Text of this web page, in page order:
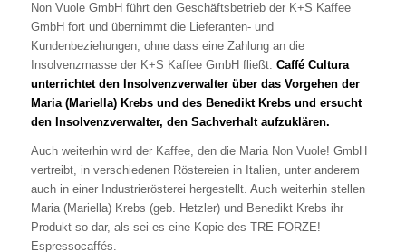
Non Vuole GmbH führt den Geschäftsbetrieb der K+S Kaffee
GmbH fort und übernimmt die Lieferanten- und
Kundenbeziehungen, ohne dass eine Zahlung an die
Insolvenzmasse der K+S Kaffee GmbH fließt. Caffé Cultura
unterrichtet den Insolvenzverwalter über das Vorgehen der
Maria (Mariella) Krebs und des Benedikt Krebs und ersucht
den Insolvenzverwalter, den Sachverhalt aufzuklären.
Auch weiterhin wird der Kaffee, den die Maria Non Vuole! GmbH
vertreibt, in verschiedenen Röstereien in Italien, unter anderem
auch in einer Industrierösterei hergestellt. Auch weiterhin stellen
Maria (Mariella) Krebs (geb. Hetzler) und Benedikt Krebs ihr
Produkt so dar, als sei es eine Kopie des TRE FORZE!
Espressocaffés.